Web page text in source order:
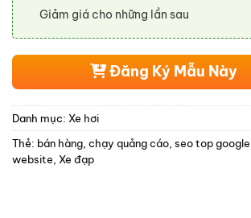
Giảm giá cho những lần sau
Đăng Ký Mẫu Này
Danh mục: Xe hơi
Thẻ: bán hàng chạy quảng cáo seo top google
website Xe đạp